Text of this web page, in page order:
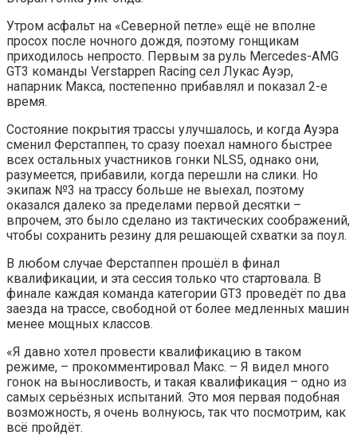
Утром асфальт на «Северной петле» ещё не вполне
просох после ночного дождя, поэтому гонщикам
приходилось непросто. Первым за руль Mercedes-AMG
GT3 команды Verstappen Racing сел Лукас Ауэр,
напарник Макса, постепенно прибавлял и показал 2-е
время.
Состояние покрытия трассы улучшалось, и когда Ауэра
сменил Ферстаппен, то сразу поехал намного быстрее
всех остальных участников гонки NLS5, однако они,
разумеется, прибавили, когда перешли на слики. Но
экипаж №3 на трассу больше не выехал, поэтому
оказался далеко за пределами первой десятки –
впрочем, это было сделано из тактических соображений,
чтобы сохранить резину для решающей схватки за поул.
В любом случае Ферстаппен прошёл в финал
квалификации, и эта сессия только что стартовала. В
финале каждая команда категории GT3 проведёт по два
заезда на трассе, свободной от более медленных машин
менее мощных классов.
«Я давно хотел провести квалификацию в таком
режиме, – прокомментировал Макс. – Я видел много
гонок на выносливость, и такая квалификация – одно из
самых серьёзных испытаний. Это моя первая подобная
возможность, я очень волнуюсь, так что посмотрим, как
всё пройдёт.